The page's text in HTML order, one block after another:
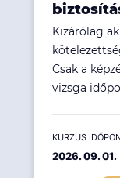
Kizárólag
Csak a
vizsga
KURZUS
2026. 09. 01.